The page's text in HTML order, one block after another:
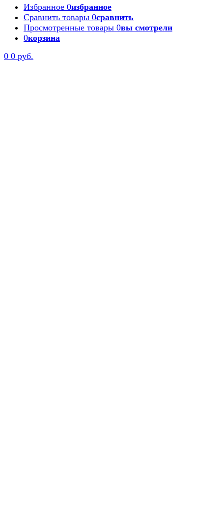
Избранное 0избранное
Сравнить товары 0сравнить
Просмотренные товары 0вы смотрели
0корзина
0 0 руб.Задать вопрос